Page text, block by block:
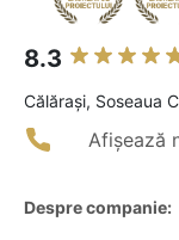
8.3
Călăraşi, Soseaua
Afișează
Despre companie: